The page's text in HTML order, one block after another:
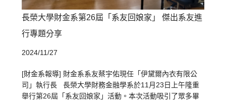
長榮大學財金系第26屆「系友回娘家」 傑出系友進
行專題分享
2024/11/27
[財金系報導] 財金系系友蔡宇佑現任「伊黛爾內衣有限公
司」執行長 長榮大學財務金融學系於11月23日上午隆重
舉行第26屆「系友回娘家」活動。本次活動吸引了眾多畢